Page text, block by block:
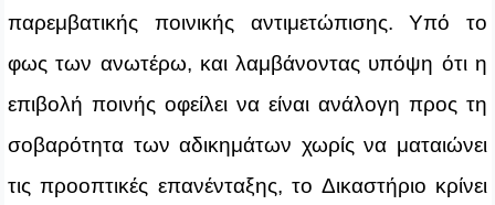
παρεμβατικής ποινικής αντιμετώπισης. Υπό το
φως των ανωτέρω, και λαμβάνοντας υπόψη ότι η
επιβολή ποινής οφείλει να είναι ανάλογη προς τη
σοβαρότητα των αδικημάτων χωρίς να ματαιώνει
τις προοπτικές επανένταξης, το Δικαστήριο κρίνει